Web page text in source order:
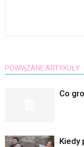
POWIĄZANE ARTYKUŁY
Co
Kiedy